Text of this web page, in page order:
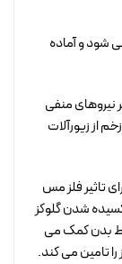
شود و آماده
نیروهای منفی
از زیورآلات
تاثیر فلز مس
شدن گلوکز
بدن کمک می
تامین می کند.